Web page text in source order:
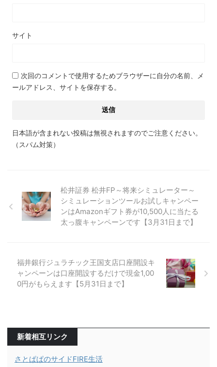
サイト
次回のコメントで使用するためブラウザーに自分の名前、メ
ールアドレス、サイトを保存する。
日本語が含まれない投稿は無視されますのでご注意ください。
（スパム対策）
松井証券 松井FP～将来シミュレーター～
シミュレーションツールお試しキャンペー
ンはAmazonギフト券が10,500人に当たる
太っ腹キャンペーンです【3月31日まで】
福井銀行ジュラチック王国支店口座開設キ
ャンペーンは口座開設するだけで現金1,00
0円がもらえます【5月31日まで】
新着相互リンク
さとぱぱのサイドFIRE生活